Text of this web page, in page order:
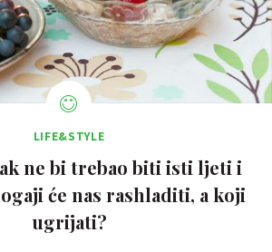
LIFE&STYLE
ne bi trebao biti isti ljeti i
će nas rashladiti, a koji
ugrijati?